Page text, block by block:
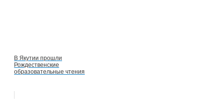
В Якутии прошли
Рождественские
образовательные чтения